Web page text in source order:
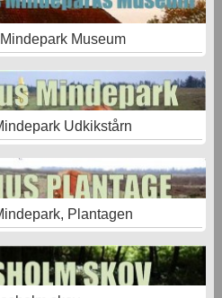
Museum
Udkikstårn
Plantagen